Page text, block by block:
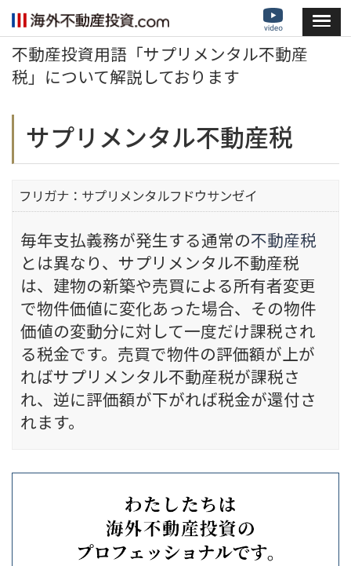
不動産投資用語「サプリメンタル不動産
税」について解説しております
サプリメンタル不動産税
フリガナ：サプリメンタルフドウサンゼイ
毎年支払義務が発生する通常の不動産税
とは異なり、サプリメンタル不動産税
は、建物の新築や売買による所有者変更
で物件価値に変化あった場合、その物件
価値の変動分に対して一度だけ課税され
る税金です。売買で物件の評価額が上が
ればサプリメンタル不動産税が課税さ
れ、逆に評価額が下がれば税金が還付さ
れます。